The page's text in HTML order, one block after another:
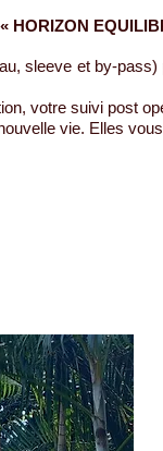
« HORIZON
sleeve et by-pass)
votre suivi post
vie. Elles